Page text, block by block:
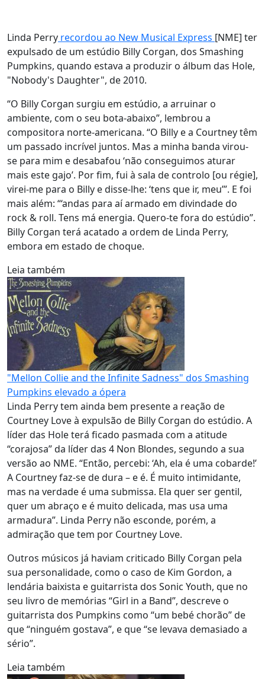
Linda Perry recordou ao New Musical Express [NME] ter
expulsado de um estúdio Billy Corgan, dos Smashing
Pumpkins, quando estava a produzir o álbum das Hole,
"Nobody's Daughter", de 2010.
“O Billy Corgan surgiu em estúdio, a arruinar o
ambiente, com o seu bota-abaixo”, lembrou a
compositora norte-americana. “O Billy e a Courtney têm
um passado incrível juntos. Mas a minha banda virou-
se para mim e desabafou ‘não conseguimos aturar
mais este gajo’. Por fim, fui à sala de controlo [ou régie],
virei-me para o Billy e disse-lhe: ‘tens que ir, meu’”. E foi
mais além: “‘andas para aí armado em divindade do
rock & roll. Tens má energia. Quero-te fora do estúdio”.
Billy Corgan terá acatado a ordem de Linda Perry,
embora em estado de choque.
Leia também
"Mellon Collie and the Infinite Sadness" dos Smashing
Pumpkins elevado a ópera
Linda Perry tem ainda bem presente a reação de
Courtney Love à expulsão de Billy Corgan do estúdio. A
líder das Hole terá ficado pasmada com a atitude
“corajosa” da líder das 4 Non Blondes, segundo a sua
versão ao NME. “Então, percebi: ‘Ah, ela é uma cobarde!’
A Courtney faz-se de dura – e é. É muito intimidante,
mas na verdade é uma submissa. Ela quer ser gentil,
quer um abraço e é muito delicada, mas usa uma
armadura”. Linda Perry não esconde, porém, a
admiração que tem por Courtney Love.
Outros músicos já haviam criticado Billy Corgan pela
sua personalidade, como o caso de Kim Gordon, a
lendária baixista e guitarrista dos Sonic Youth, que no
seu livro de memórias “Girl in a Band”, descreve o
guitarrista dos Pumpkins como “um bebé chorão” de
que “ninguém gostava”, e que “se levava demasiado a
sério”.
Leia também